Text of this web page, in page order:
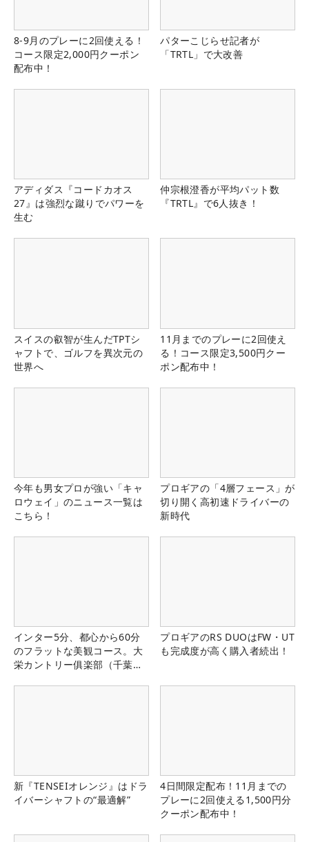
8-9月のプレーに2回使える！
コース限定2,000円クーポン
配布中！
パターこじらせ記者が
「TRTL」で大改善
アディダス『コードカオス
27』は強烈な蹴りでパワーを
生む
仲宗根澄香が平均パット数
『TRTL』で6人抜き！
スイスの叡智が生んだTPTシ
ャフトで、ゴルフを異次元の
世界へ
11月までのプレーに2回使え
る！コース限定3,500円クー
ポン配布中！
今年も男女プロが強い「キャ
ロウェイ」のニュース一覧は
こちら！
プロギアの「4層フェース」が
切り開く高初速ドライバーの
新時代
インター5分、都心から60分
のフラットな美観コース。大
栄カントリー俱楽部（千葉
プロギアのRS DUOはFW・UT
も完成度が高く購入者続出！
新『TENSEIオレンジ』はドラ
イバーシャフトの“最適解”
4日間限定配布！11月までの
プレーに2回使える1,500円分
クーポン配布中！